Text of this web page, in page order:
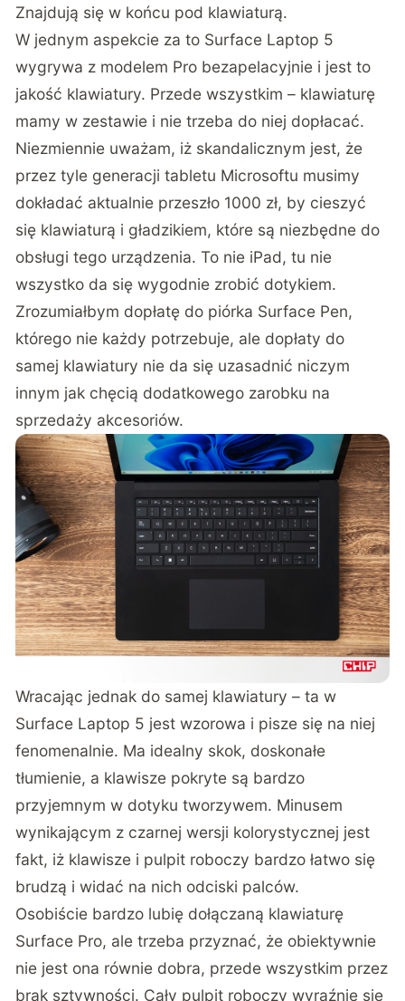
Znajdują się w końcu pod klawiaturą.
W jednym aspekcie za to Surface Laptop 5
wygrywa z modelem Pro bezapelacyjnie i jest to
jakość klawiatury. Przede wszystkim – klawiaturę
mamy w zestawie i nie trzeba do niej dopłacać.
Niezmiennie uważam, iż skandalicznym jest, że
przez tyle generacji tabletu Microsoftu musimy
dokładać aktualnie przeszło 1000 zł, by cieszyć
się klawiaturą i gładzikiem, które są niezbędne do
obsługi tego urządzenia. To nie iPad, tu nie
wszystko da się wygodnie zrobić dotykiem.
Zrozumiałbym dopłatę do piórka Surface Pen,
którego nie każdy potrzebuje, ale dopłaty do
samej klawiatury nie da się uzasadnić niczym
innym jak chęcią dodatkowego zarobku na
sprzedaży akcesoriów.
Wracając jednak do samej klawiatury – ta w
Surface Laptop 5 jest wzorowa i pisze się na niej
fenomenalnie. Ma idealny skok, doskonałe
tłumienie, a klawisze pokryte są bardzo
przyjemnym w dotyku tworzywem. Minusem
wynikającym z czarnej wersji kolorystycznej jest
fakt, iż klawisze i pulpit roboczy bardzo łatwo się
brudzą i widać na nich odciski palców.
Osobiście bardzo lubię dołączaną klawiaturę
Surface Pro, ale trzeba przyznać, że obiektywnie
nie jest ona równie dobra, przede wszystkim przez
brak sztywności. Cały pulpit roboczy wyraźnie się